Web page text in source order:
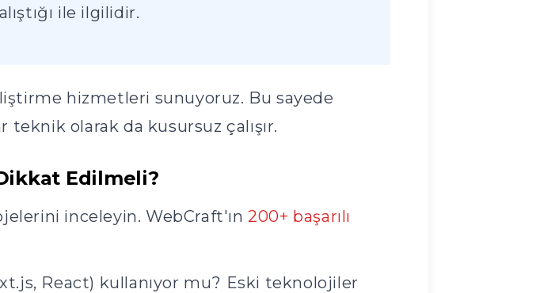
ile ilgilidir.
hizmetleri sunuyoruz. Bu sayede
olarak da kusursuz çalışır.
Edilmeli?
inceleyin. WebCraft'ın 200+ başarılı
React) kullanıyor mu? Eski teknolojiler